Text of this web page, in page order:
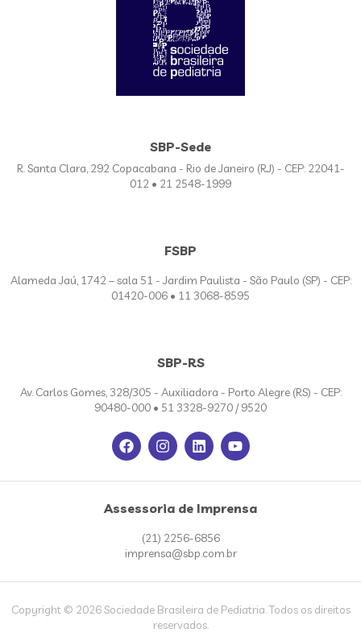
SBP-Sede
R. Santa Clara, 292 Copacabana - Rio de Janeiro (RJ) - CEP: 22041-
012 • 21 2548-1999
FSBP
Alameda Jaú, 1742 – sala 51 - Jardim Paulista - São Paulo (SP) - CEP:
01420-006 • 11 3068-8595
SBP-RS
Av. Carlos Gomes, 328/305 - Auxiliadora - Porto Alegre (RS) - CEP:
90480-000 • 51 3328-9270 / 9520
Assessoria de Imprensa
(21) 2256-6856
imprensa@sbp.com.br
Copyright © 2026 Sociedade Brasileira de Pediatria. Todos os direitos
reservados.